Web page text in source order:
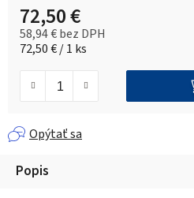
72,50 €
58,94 € bez DPH
Jednotková cena:
72,50 € / 1 ks
Opýtať sa
Popis